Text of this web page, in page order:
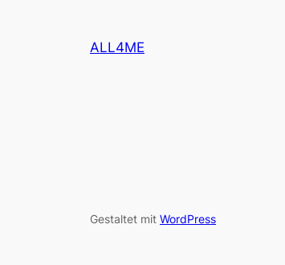
ALL4ME
Gestaltet mit WordPress